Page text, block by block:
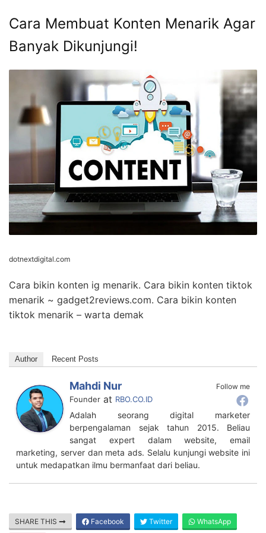
Cara Membuat Konten Menarik Agar
Banyak Dikunjungi!
dotnextdigital.com
Cara bikin konten ig menarik. Cara bikin konten tiktok
menarik ~ gadget2reviews.com. Cara bikin konten
tiktok menarik – warta demak
Author Recent Posts
Follow me
Mahdi Nur
Founder at RBO.CO.ID
Adalah seorang digital marketer
berpengalaman sejak tahun 2015. Beliau
sangat expert dalam website, email
marketing, server dan meta ads. Selalu kunjungi website ini
untuk medapatkan ilmu bermanfaat dari beliau.
SHARE THIS Facebook Twitter WhatsApp